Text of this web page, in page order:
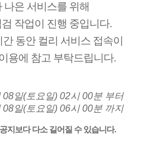
나은 서비스를 위해
작업이 진행 중입니다.
동안 컬리 서비스 접속이
용에 참고 부탁드립니다.
08일(토요일) 02시 00분 부터
08일(토요일) 06시 00분 까지
지보다 다소 길어질 수 있습니다.